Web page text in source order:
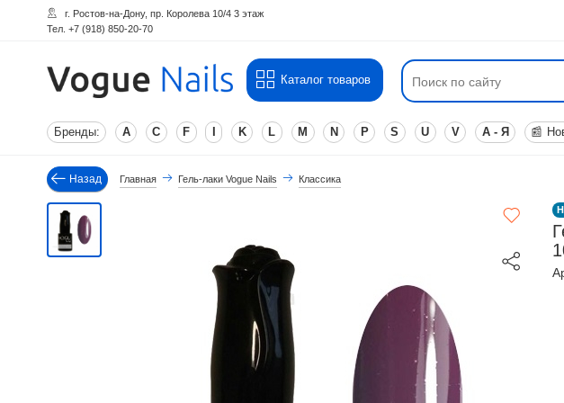
г. Ростов-на-Дону, пр. Королева 10/4 3 этаж
Тел. +7 (918) 850-20-70
Каталог товаров
Бренды: A C F K L M N P S U V А - Я 📰
Назад Главная Гель-лаки Vogue Nails Классика